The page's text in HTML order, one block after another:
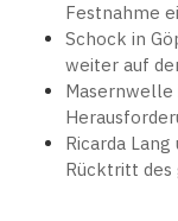
Festnahme
Schock in
weiter auf
Ricarda
Rücktritt des